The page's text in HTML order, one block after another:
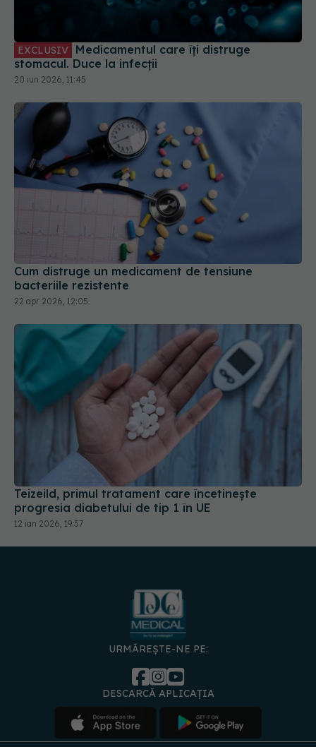
EXCLUSIV
stomacul. Duce la infecții
20 iun 2026, 11:45
Cum distruge un medicament de tensiune
bacteriile rezistente
22 apr 2026, 12:05
Teizeild, primul tratament care încetinește
progresia diabetului de tip 1 în UE
12 ian 2026, 19:57
URMĂREȘTE-NE PE:
DESCARCĂ APLICAȚIA